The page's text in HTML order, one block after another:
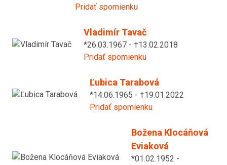
Pridať spomienku
Vladimír Tavač
*26.03.1967 - †13.02.2018
Pridať spomienku
Ľubica Tarabová
*14.06.1965 - †19.01.2022
Pridať spomienku
Božena Klocáňová
Eviaková
*01.02.1952 -